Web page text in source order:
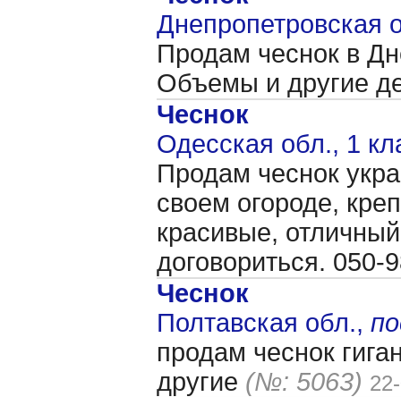
Днепропетровская
Продам чеснок в
Объемы и другие
Чеснок
Одесская обл., 1
Продам чеснок
своем огороде,
красивые,
договориться.
Чеснок
Полтавская обл.,
продам чеснок
другие (№: 5063)